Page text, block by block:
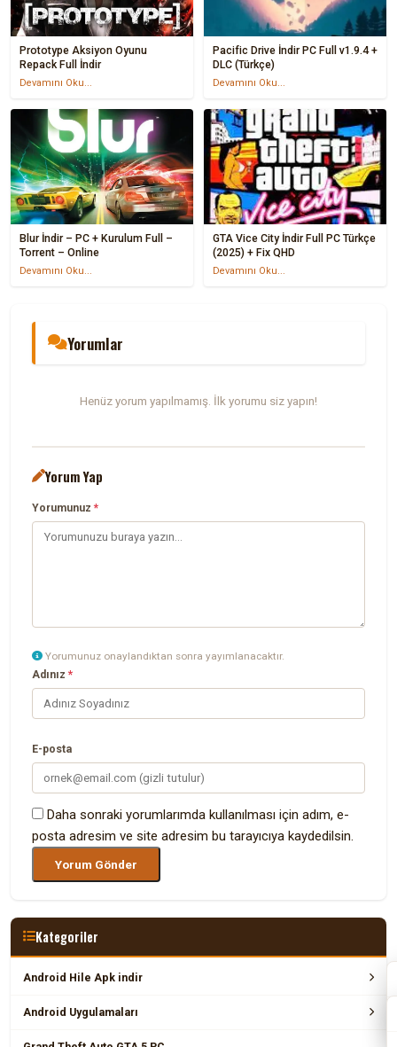
Prototype Aksiyon Oyunu
Repack Full İndir
Devamını Oku...
Pacific Drive İndir PC Full v1.9.4 +
DLC (Türkçe)
Devamını Oku...
Blur İndir – PC + Kurulum Full –
Torrent – Online
Devamını Oku...
GTA Vice City İndir Full PC Türkçe
(2025) + Fix QHD
Devamını Oku...
Yorumlar
Henüz yorum yapılmamış. İlk yorumu siz yapın!
Yorum Yap
Yorumunuz*
Yorumunuz onaylandıktan sonra yayımlanacaktır.
Adınız*
E-posta
Daha sonraki yorumlarımda kullanılması için adım, e-
posta adresim ve site adresim bu tarayıcıya kaydedilsin.
Kategoriler
Android Hile Apk indir
Android Uygulamaları